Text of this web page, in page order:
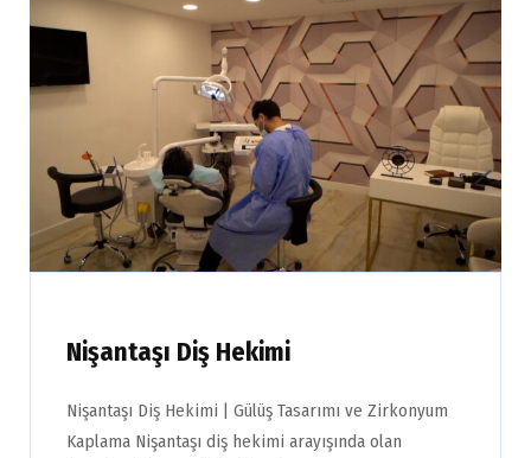
Nişantaşı Diş Hekimi
Nişantaşı Diş Hekimi | Gülüş Tasarımı ve Zirkonyum
Kaplama Nişantaşı diş hekimi arayışında olan